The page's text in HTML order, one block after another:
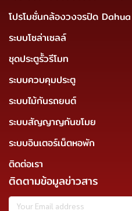
โปรโมชั่นกล้องวงจรปิด Dahua
ระบบโซล่าเซลล์
ชุดประตูรั้วรีโมท
ระบบควบคุมประตู
ระบบไม้กันรถยนต์
ระบบสัญญาญกันขโมย
ระบบอินเตอร์เน็ตหอพัก
ติดต่อเรา
ติดตามข้อมูลข่าวสาร